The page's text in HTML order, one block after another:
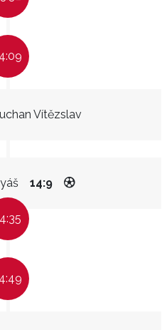
Vítězslav
14:9